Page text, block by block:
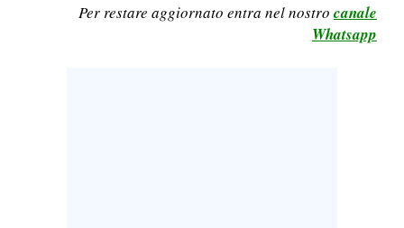
Per restare aggiornato entra nel nostro canale
Whatsapp